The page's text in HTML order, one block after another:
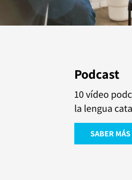
Podcast
10 vídeo
la lengua
SABER MÁS